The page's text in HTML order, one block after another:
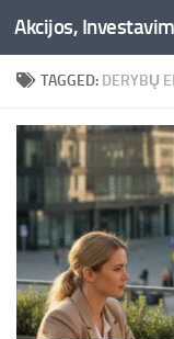
Skip to content
TAGGED: DERYBŲ